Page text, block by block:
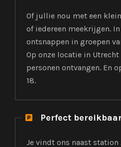
Of jullie nou met een
of iedereen meekrijgen.
ontsnappen in groepen
Op onze locatie in Utrecht
personen ontvangen. En
18.
 Perfect
Je vindt ons naast station